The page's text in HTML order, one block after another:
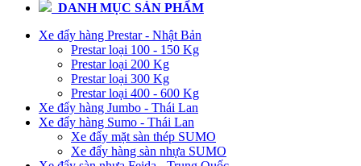
DANH MỤC SẢN PHẨM
Xe đẩy hàng Prestar - Nhật Bản
Prestar loại 100 - 150 Kg
Prestar loại 200 Kg
Prestar loại 300 Kg
Prestar loại 400 - 600 Kg
Xe đẩy hàng Jumbo - Thái Lan
Xe đẩy hàng Sumo - Thái Lan
Xe đẩy mặt sàn thép SUMO
Xe đẩy hàng sàn nhựa SUMO